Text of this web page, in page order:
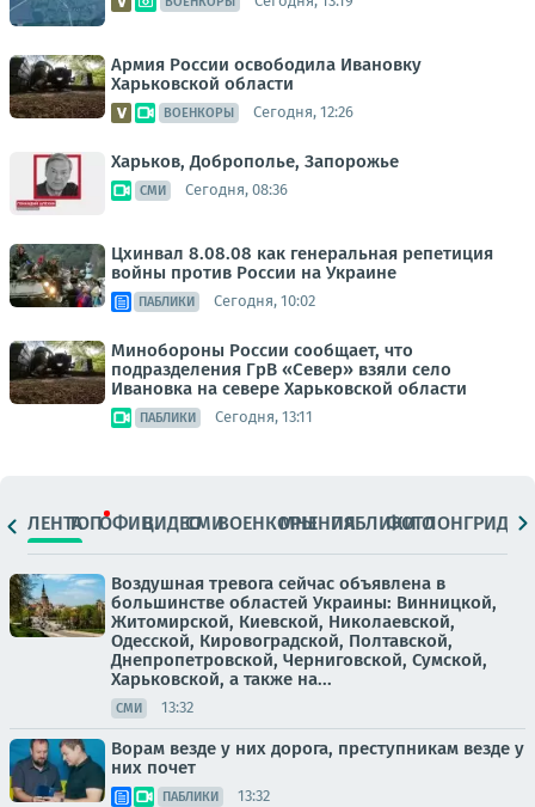
Армия России освободила Ивановку
Харьковской области
ВОЕНКОРЫ Сегодня, 12:26
Харьков, Доброполье, Запорожье
СМИ Сегодня, 08:36
Цхинвал 8.08.08 как генеральная репетиция
войны против России на Украине
ПАБЛИКИ Сегодня, 10:02
Минобороны России сообщает, что
подразделения ГрВ «Север» взяли село
Ивановка на севере Харьковской области
ПАБЛИКИ Сегодня, 13:11
ЛЕНТАТОПОФИЦ.ВИДЕОСМИВОЕНКОРЫМНЕНИЯПАБЛИКИ
ФОТОЛОНГРИДЫ
Воздушная тревога сейчас объявлена в
большинстве областей Украины: Винницкой,
Житомирской, Киевской, Николаевской,
Одесской, Кировоградской, Полтавской,
Днепропетровской, Черниговской, Сумской,
Харьковской, а также на...
СМИ 13:32
Ворам везде у них дорога, преступникам везде у
них почет
ПАБЛИКИ 13:32